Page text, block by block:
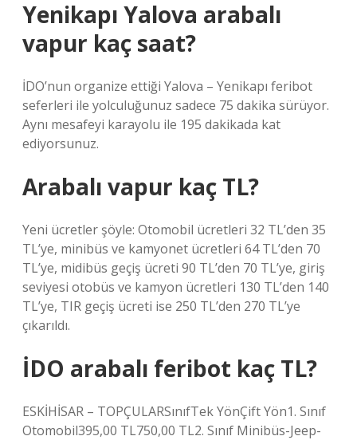
Yenikapı Yalova arabalı
vapur kaç saat?
İDO’nun organize ettiği Yalova – Yenikapı feribot
seferleri ile yolculuğunuz sadece 75 dakika sürüyor.
Aynı mesafeyi karayolu ile 195 dakikada kat
ediyorsunuz.
Arabalı vapur kaç TL?
Yeni ücretler şöyle: Otomobil ücretleri 32 TL’den 35
TL’ye, minibüs ve kamyonet ücretleri 64 TL’den 70
TL’ye, midibüs geçiş ücreti 90 TL’den 70 TL’ye, giriş
seviyesi otobüs ve kamyon ücretleri 130 TL’den 140
TL’ye, TIR geçiş ücreti ise 250 TL’den 270 TL’ye
çıkarıldı.
İDO arabalı feribot kaç TL?
ESKİHİSAR – TOPÇULARSınıfTek YönÇift Yön1. Sınıf
Otomobil395,00 TL750,00 TL2. Sınıf Minibüs-Jeep-